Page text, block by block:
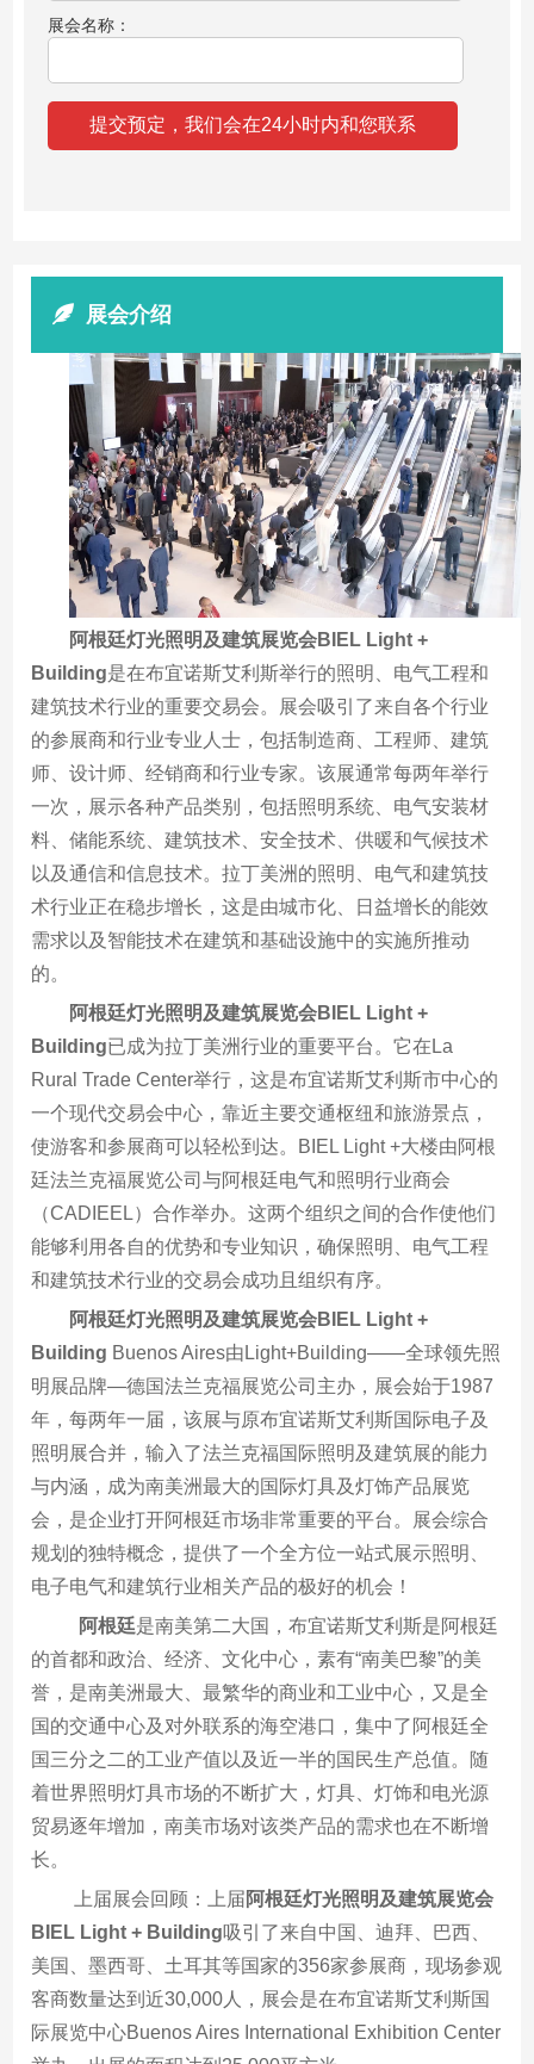
展会名称：
展会介绍
阿根廷灯光照明及建筑展览会BIEL Light +
Building是在布宜诺斯艾利斯举行的照明、电气工程和
建筑技术行业的重要交易会。展会吸引了来自各个行业
的参展商和行业专业人士，包括制造商、工程师、建筑
师、设计师、经销商和行业专家。该展通常每两年举行
一次，展示各种产品类别，包括照明系统、电气安装材
料、储能系统、建筑技术、安全技术、供暖和气候技术
以及通信和信息技术。拉丁美洲的照明、电气和建筑技
术行业正在稳步增长，这是由城市化、日益增长的能效
需求以及智能技术在建筑和基础设施中的实施所推动
的。
阿根廷灯光照明及建筑展览会BIEL Light +
Building已成为拉丁美洲行业的重要平台。它在La
Rural Trade Center举行，这是布宜诺斯艾利斯市中心的
一个现代交易会中心，靠近主要交通枢纽和旅游景点，
使游客和参展商可以轻松到达。BIEL Light +大楼由阿根
廷法兰克福展览公司与阿根廷电气和照明行业商会
（CADIEEL）合作举办。这两个组织之间的合作使他们
能够利用各自的优势和专业知识，确保照明、电气工程
和建筑技术行业的交易会成功且组织有序。
阿根廷灯光照明及建筑展览会BIEL Light +
Building Buenos Aires由Light+Building——全球领先照
明展品牌—德国法兰克福展览公司主办，展会始于1987
年，每两年一届，该展与原布宜诺斯艾利斯国际电子及
照明展合并，输入了法兰克福国际照明及建筑展的能力
与内涵，成为南美洲最大的国际灯具及灯饰产品展览
会，是企业打开阿根廷市场非常重要的平台。展会综合
规划的独特概念，提供了一个全方位一站式展示照明、
电子电气和建筑行业相关产品的极好的机会！
阿根廷是南美第二大国，布宜诺斯艾利斯是阿根廷
的首都和政治、经济、文化中心，素有“南美巴黎”的美
誉，是南美洲最大、最繁华的商业和工业中心，又是全
国的交通中心及对外联系的海空港口，集中了阿根廷全
国三分之二的工业产值以及近一半的国民生产总值。随
着世界照明灯具市场的不断扩大，灯具、灯饰和电光源
贸易逐年增加，南美市场对该类产品的需求也在不断增
长。
上届展会回顾：上届阿根廷灯光照明及建筑展览会
BIEL Light + Building吸引了来自中国、迪拜、巴西、
美国、墨西哥、土耳其等国家的356家参展商，现场参观
客商数量达到近30,000人，展会是在布宜诺斯艾利斯国
际展览中心Buenos Aires International Exhibition Center